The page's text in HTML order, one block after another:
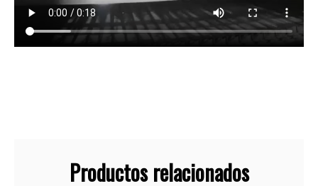
Productos relacionados